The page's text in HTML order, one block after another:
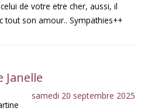
de votre etre cher, aussi, il
tout son amour.. Sympathies++
Janelle
samedi 20 septembre 2025